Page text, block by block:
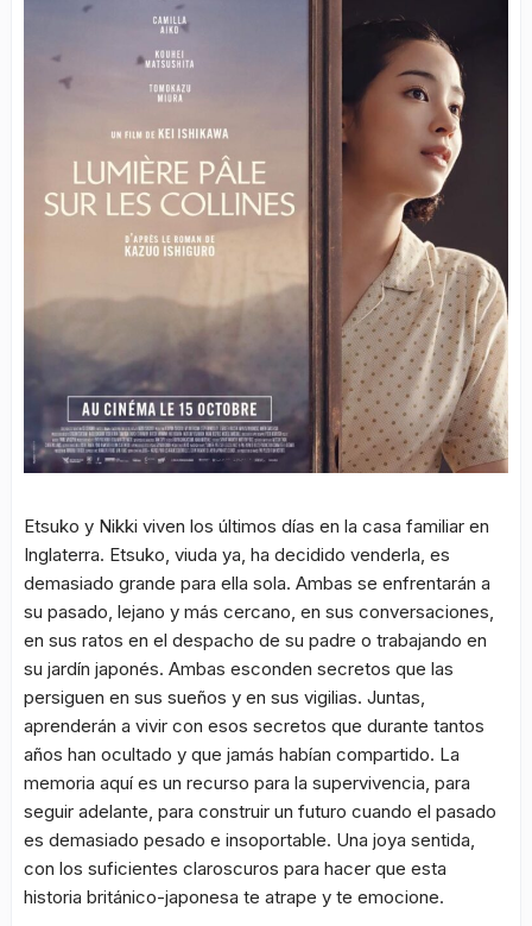
Etsuko y Nikki viven los últimos días en la casa familiar en
Inglaterra. Etsuko, viuda ya, ha decidido venderla, es
demasiado grande para ella sola. Ambas se enfrentarán a
su pasado, lejano y más cercano, en sus conversaciones,
en sus ratos en el despacho de su padre o trabajando en
su jardín japonés. Ambas esconden secretos que las
persiguen en sus sueños y en sus vigilias. Juntas,
aprenderán a vivir con esos secretos que durante tantos
años han ocultado y que jamás habían compartido. La
memoria aquí es un recurso para la supervivencia, para
seguir adelante, para construir un futuro cuando el pasado
es demasiado pesado e insoportable. Una joya sentida,
con los suficientes claroscuros para hacer que esta
historia británico-japonesa te atrape y te emocione.